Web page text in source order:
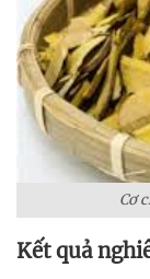
Cơ
Kết quả